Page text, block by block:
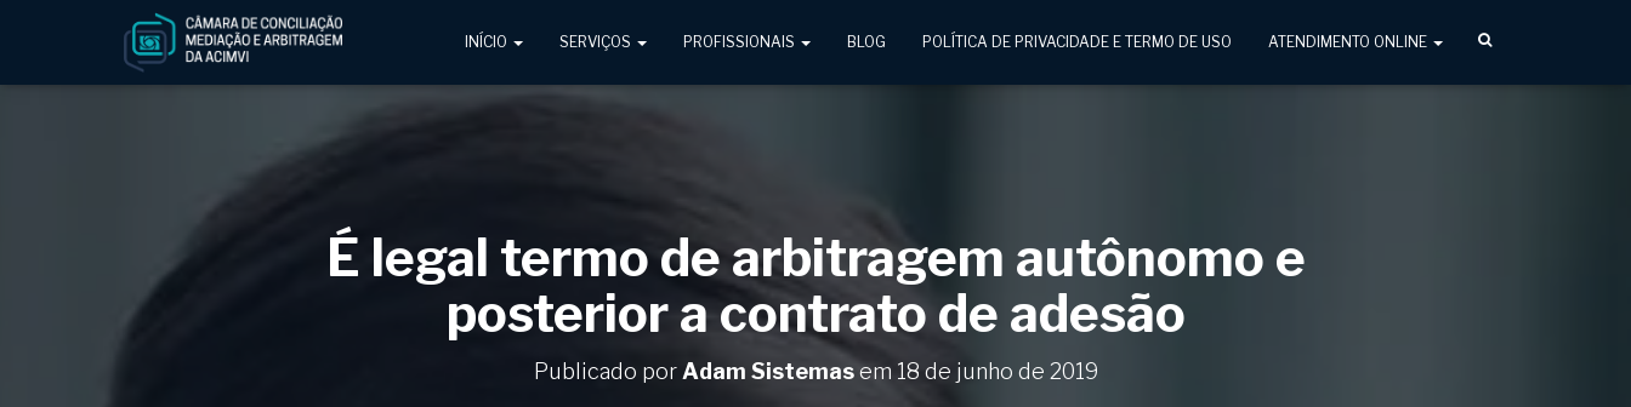
INÍCIO SERVIÇOS PROFISSIONAIS BLOG POLÍTICA DE PRIVACIDADE E TERMO DE USO ATENDIMENTO ONLINE
É legal termo de arbitragem autônomo e
posterior a contrato de adesão
Publicado por Adam Sistemasem 18 de junho de 2019